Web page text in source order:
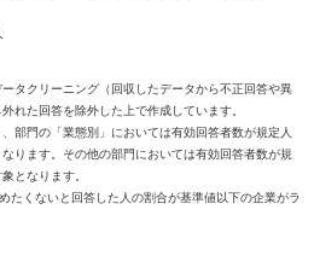
タクリーニング（回収したデータから不正回答や異
れた回答を除外した上で作成しています。
部門の「業態別」においては有効回答者数が規定人
ります。その他の部門においては有効回答者数が規
となります。
くないと回答した人の割合が基準値以下の企業がラ